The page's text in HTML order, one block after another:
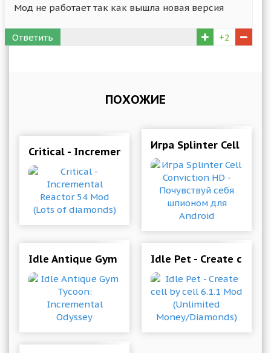
Мод не работает так как вышла новая версия
Ответить +2
ПОХОЖИЕ
Critical - Incremental Reactor 54 Mod (Lots of
Игра Splinter Cell
Idle Antique Gym Tycoon: Incremental Odyssey
Idle Pet - Create cell